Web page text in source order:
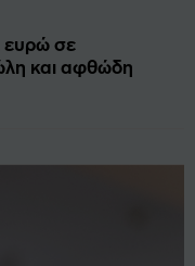
ευρώ σε
και αφθώδη